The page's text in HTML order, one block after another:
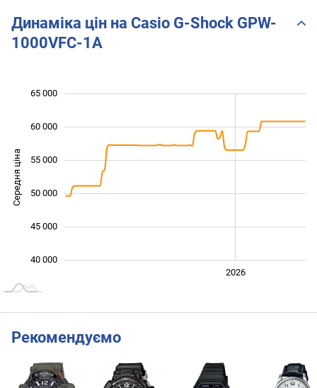
Динаміка цін на Casio G-Shock GPW-
1000VFC-1A
Середня ціна
40 000
45 000
50 000
55 000
60 000
65 000
2026
Рекомендуємо